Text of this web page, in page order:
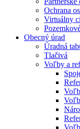
Ochrana
Virtuálny
Obecný úrad
Úradná
Tlačivá
Voľby a